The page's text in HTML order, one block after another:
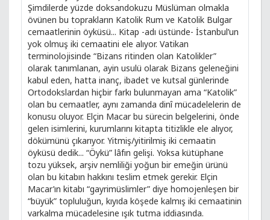
Şimdilerde yüzde doksandokuzu Müslüman olmakla
övünen bu toprakların Katolik Rum ve Katolik Bulgar
cemaatlerinin öyküsü... Kitap -adı üstünde- İstanbul’un
yok olmuş iki cemaatini ele alıyor. Vatikan
terminolojisinde “Bizans ritinden olan Katolikler”
olarak tanımlanan, ayin usulü olarak Bizans geleneğini
kabul eden, hatta inanç, ibadet ve kutsal günlerinde
Ortodokslardan hiçbir farkı bulunmayan ama “Katolik”
olan bu cemaatler, aynı zamanda dinî mücadelelerin de
konusu oluyor. Elçin Macar bu sürecin belgelerini, önde
gelen isimlerini, kurumlarını kitapta titizlikle ele alıyor,
dökümünü çıkarıyor. Yitmiş/yitirilmiş iki cemaatin
öyküsü dedik... “Öykü” lâfın gelişi. Yoksa kütüphane
tozu yüksek, arşiv nemliliği yoğun bir emeğin ürünü
olan bu kitabın hakkını teslim etmek gerekir. Elçin
Macar’ın kitabı “gayrimüslimler” diye homojenleşen bir
“büyük” topluluğun, kıyıda köşede kalmış iki cemaatinin
varkalma mücadelesine ışık tutma iddiasında.